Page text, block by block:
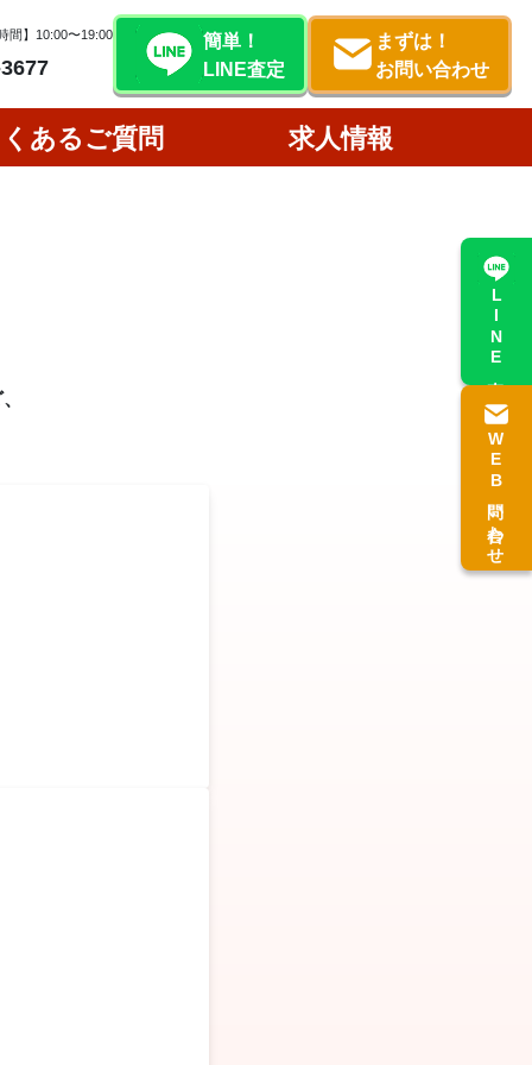
間】10:00〜19:00
簡単！
LINE査定
まずは！
お問い合わせ
あるご質問 求人情報
LINE査定
WEB問い合わせ